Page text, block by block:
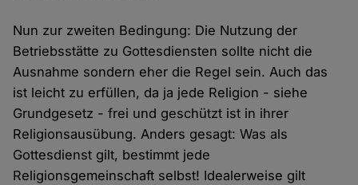
Nun zur zweiten Bedingung: Die Nutzung der
Betriebsstätte zu Gottesdiensten sollte nicht die
Ausnahme sondern eher die Regel sein. Auch das
ist leicht zu erfüllen, da ja jede Religion - siehe
Grundgesetz - frei und geschützt ist in ihrer
Religionsausübung. Anders gesagt: Was als
Gottesdienst gilt, bestimmt jede
Religionsgemeinschaft selbst! Idealerweise gilt